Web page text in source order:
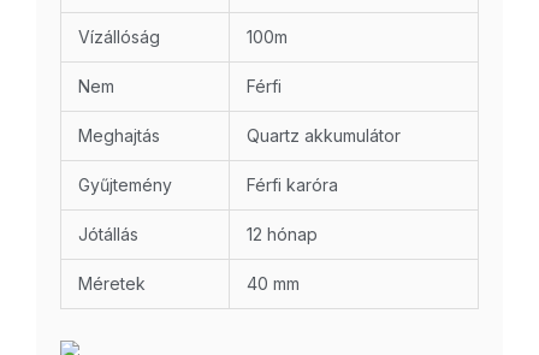
Vízállóság 100m
Nem Férfi
Meghajtás Quartz akkumulátor
Gyűjtemény Férfi karóra
Jótállás 12 hónap
Méretek 40 mm